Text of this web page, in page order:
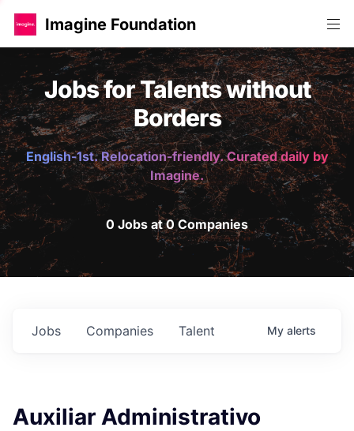
Imagine Foundation
Jobs for Talents without
Borders
English-1st. Relocation-friendly. Curated daily by
Imagine.
0 Jobs at 0 Companies
Jobs Companies Talent My alerts
Auxiliar Administrativo